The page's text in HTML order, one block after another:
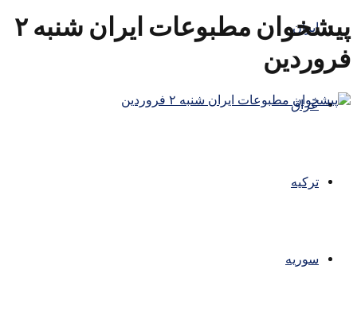
ایران
عراق
ترکیه
سوریه
پیشخوان مطبوعات ایران شنبه ۲
فروردین